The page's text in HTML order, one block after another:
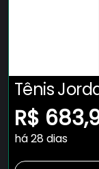
Tênis
R$
há 28 dias